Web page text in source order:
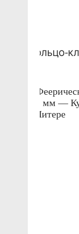
КОЛЬЦО-